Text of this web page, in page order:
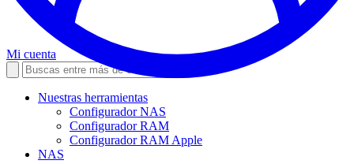
Mi cuenta
Nuestras herramientas
Configurador NAS
Configurador RAM
Configurador RAM Apple
NAS